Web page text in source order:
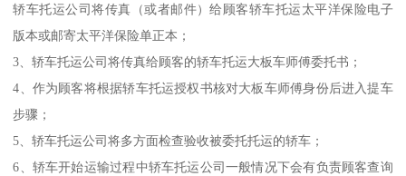
轿车托运公司将传真（或者邮件）给顾客轿车托运太平洋保险电子
版本或邮寄太平洋保险单正本；
3、轿车托运公司将传真给顾客的轿车托运大板车师傅委托书；
4、作为顾客将根据轿车托运授权书核对大板车师傅身份后进入提车
步骤；
5、轿车托运公司将多方面检查验收被委托托运的轿车；
6、轿车开始运输过程中轿车托运公司一般情况下会有负责顾客查询